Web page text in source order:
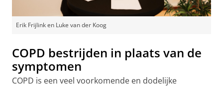
Erik Frijlink en Luke van der Koog
COPD bestrijden in plaats van de
symptomen
COPD is een veel voorkomende en dodelijke